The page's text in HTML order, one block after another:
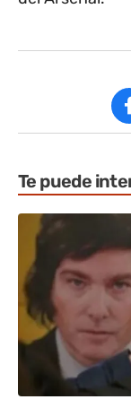
Te puede